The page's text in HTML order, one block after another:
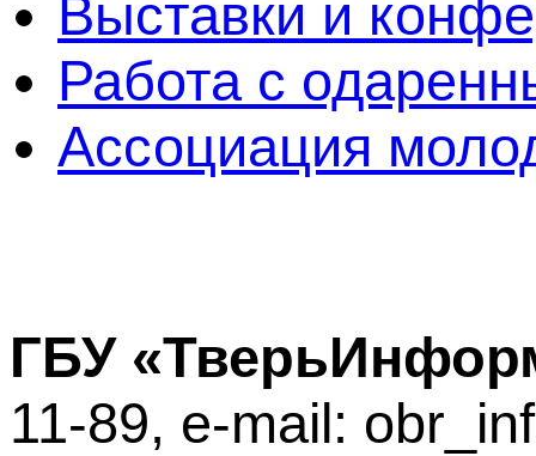
Выставки и
Работа с
Ассоциация
ГБУ
11-89, e-mail: